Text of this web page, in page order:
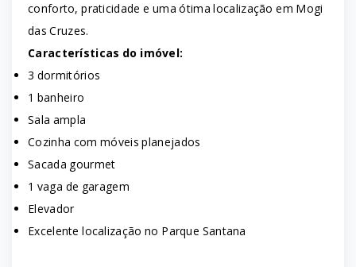
conforto, praticidade e uma ótima localização em Mogi
das Cruzes.
Características do imóvel:
3 dormitórios
1 banheiro
Sala ampla
Cozinha com móveis planejados
Sacada gourmet
1 vaga de garagem
Elevador
Excelente localização no Parque Santana